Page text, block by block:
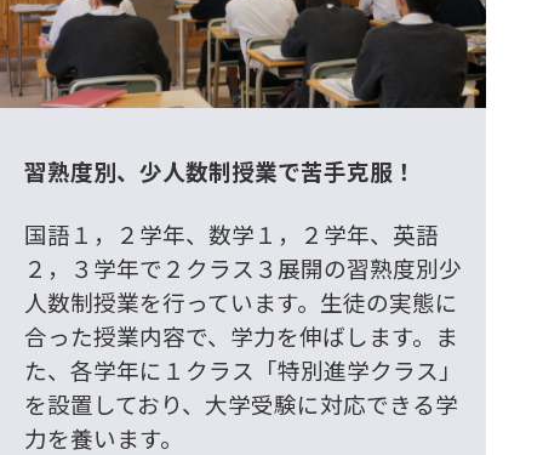
習熟度別、少人数制授業で苦手克服！
国語１，２学年、数学１，２学年、英語
２，３学年で２クラス３展開の習熟度別少
人数制授業を行っています。生徒の実態に
合った授業内容で、学力を伸ばします。ま
た、各学年に１クラス「特別進学クラス」
を設置しており、大学受験に対応できる学
力を養います。